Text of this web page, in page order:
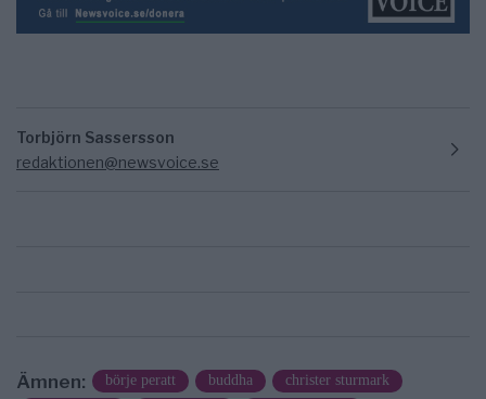
Torbjörn Sassersson
redaktionen@newsvoice.se
Ämnen: börje peratt buddha
christer sturmark